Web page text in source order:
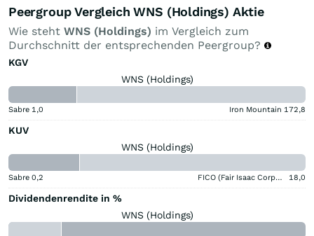
Peergroup Vergleich WNS (Holdings) Aktie
Wie steht WNS (Holdings) im Vergleich zum
Durchschnitt der entsprechenden Peergroup?
KGV
WNS (Holdings)
Sabre 1,0 Iron Mountain 172,8
KUV
WNS (Holdings)
Sabre 0,2 FICO (Fair Isaac Corporation) 18,0
Dividendenrendite in %
WNS (Holdings)